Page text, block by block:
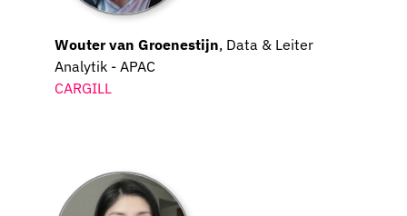
Wouter van Groenestijn, Data & Leiter
Analytik - APAC
CARGILL